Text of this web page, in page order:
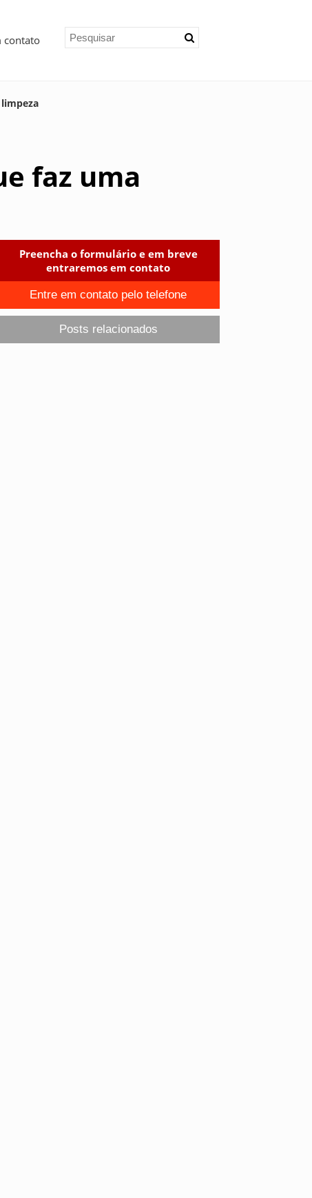
contato
faz uma
Preencha o formulário e em breve
entraremos em contato
Entre em contato pelo telefone
Posts relacionados